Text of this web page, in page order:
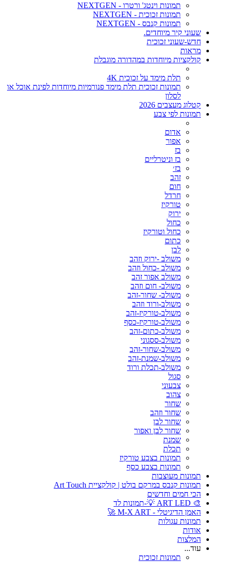
תמונות וינטג' ורטרו - NEXTGEN
תמונות זכוכית - NEXTGEN
תמונות קנבס - NEXTGEN
שעוני קיר מיוחדים.
חדש-שעוני זכוכית
מראות
קולקציות מיוחדות במהדורה מוגבלת
תלת מימד על זכוכית 4K
תמונות זכוכית תלת מימד פנורמיות מיוחדות לפינת אוכל או
לסלון
קטלוג מעצבים 2026
תמונות לפי צבע
אדום
אפור
בז
בז וניטרליים
בז׳
זהב
חום
חרדל
טורקיז
ירוק
כחול
כחול וטורקיז
כתום
לבן
משולב -ירוק וזהב
משולב -כחול וזהב
משולב אפור זהב
משולב- חום וזהב
משולב- שחור-זהב
משולב-ורוד וזהב
משולב-טורקיז-זהב
משולב-טורקיז-כסף
משולב-כתום-זהב
משולב-ססגוני
משולב-שחור-זהב
משולב-שמנת-זהב
משולב-תכלת ורוד
סגול
צבעוני
צהוב
שחור
שחור וזהב
שחור לבן
שחור לבן ואפור
שמנת
תכלת
תמונות בצבע טורקיז
תמונות בצבע כסף
תמונות מעוצבות
תמונות קנבס במרקם בולט | קולקציית Art Touch
הכי חמים וחדשים
🎨 ART LED 💡-תמונות לד
האמן הדיגיטלי - M-X ART 🚀
תמונות עגולות
אודות
המלצות
עוד...
תמונות זכוכית